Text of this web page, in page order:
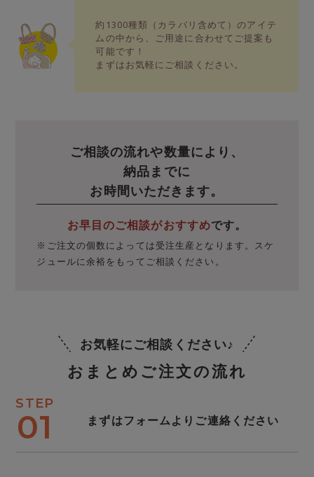
約1300種類（カラバリ含めて）のアイテ
ムの中から、
ご用途に合わせてご提案も
可能です！
まずはお気軽にご相談ください。
ご相談の流れや数量により、
納品までに
お時間いただきます。
お早目のご相談がおすすめです。
※ご注文の個数によっては受注生産となります。スケ
ジュールに余裕をもってご相談ください。
お気軽にご相談ください♪
おまとめご注文の流れ
STEP
01 まずはフォームよりご連絡ください